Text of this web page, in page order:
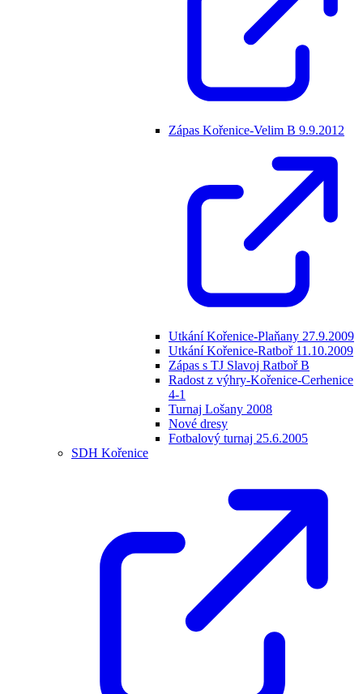
Zápas Kořenice-Velim B 9.9.2012
Utkání Kořenice-Plaňany 27.9.2009
Utkání Kořenice-Ratboř 11.10.2009
Zápas s TJ Slavoj Ratboř B
Radost z výhry-Kořenice-Cerhenice
4-1
Turnaj Lošany 2008
Nové dresy
Fotbalový turnaj 25.6.2005
SDH Kořenice